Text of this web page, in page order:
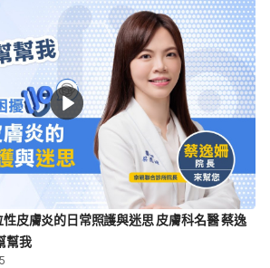
皮膚炎的日常照護與迷思 皮膚科名醫 蔡逸
幫我